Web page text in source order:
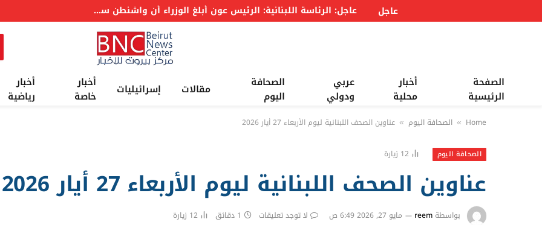
عاجل عاجل: الرئاسة اللبنانية: الرئيس عون أبلغ مجلس الوزراء بإحراز تقدم إيجابي في مفاوضات روما في مسألتي الحدود والأسرى
الصفحة
الرئيسية
أخبار
محلية
عربي
ودولي
الصحافة
اليوم
مقالات إسرائيليات
أخبار
خاصة
أخبار
رياضية
Home
» الصحافة اليوم » عناوين الصحف اللبنانية ليوم الأربعاء 27 أيار 2026
الصحافة اليوم 12 زيارة
عناوين الصحف اللبنانية ليوم الأربعاء 27 أيار 2026
بواسطة reem مايو 27, 2026 6:49 ص لا توجد تعليقات 1 دقائق 12 زيارة